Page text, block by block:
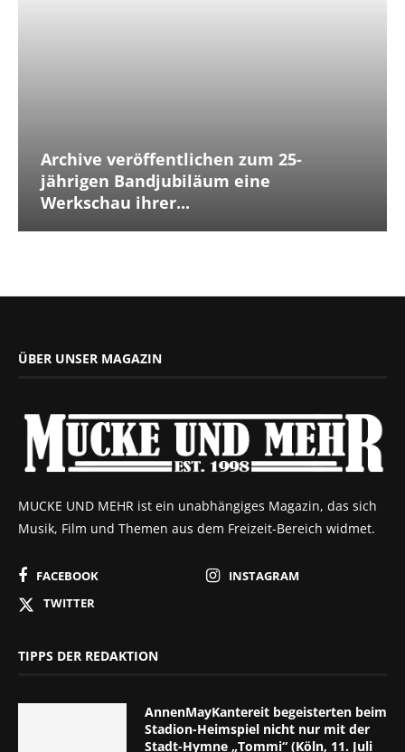
Archive veröffentlichen zum 25-
jährigen Bandjubiläum eine
Werkschau ihrer...
ÜBER UNSER MAGAZIN
MUCKE UND MEHR ist ein unabhängiges Magazin, das sich
Musik, Film und Themen aus dem Freizeit-Bereich widmet.
FACEBOOK
INSTAGRAM
TWITTER
TIPPS DER REDAKTION
AnnenMayKantereit begeisterten beim
Stadion-Heimspiel nicht nur mit der
Stadt-Hymne „Tommi“ (Köln, 11. Juli